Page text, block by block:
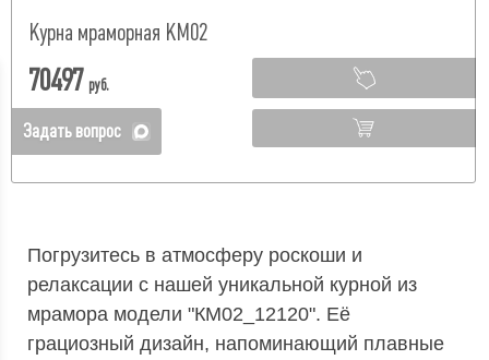
Курна мраморная КМ02
70497 руб.
Задать вопрос
Погрузитесь в атмосферу роскоши и
релаксации с нашей уникальной курной из
мрамора модели "КМ02_12120". Её
грациозный дизайн, напоминающий плавные